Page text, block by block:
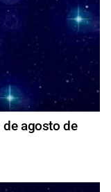
agosto de